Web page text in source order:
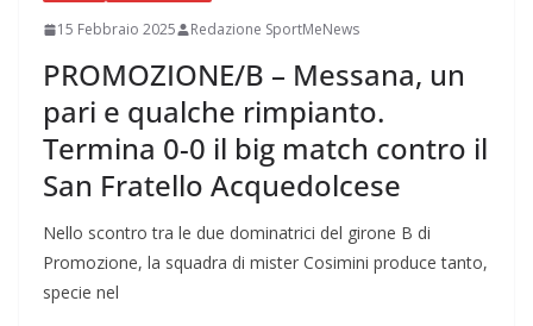
15 Febbraio 2025 Redazione SportMeNews
PROMOZIONE/B – Messana, un
pari e qualche rimpianto.
Termina 0-0 il big match contro il
San Fratello Acquedolcese
Nello scontro tra le due dominatrici del girone B di
Promozione, la squadra di mister Cosimini produce tanto,
specie nel